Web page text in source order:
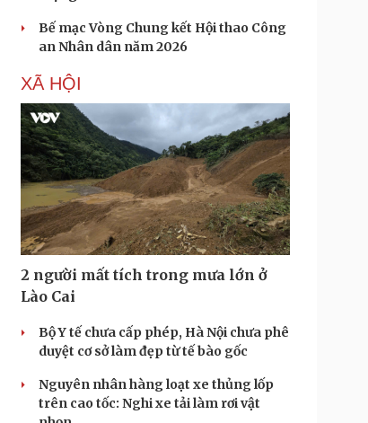
Bế mạc Vòng Chung kết Hội thao Công
an Nhân dân năm 2026
XÃ HỘI
2 người mất tích trong mưa lớn ở
Lào Cai
Bộ Y tế chưa cấp phép, Hà Nội chưa phê
duyệt cơ sở làm đẹp từ tế bào gốc
Nguyên nhân hàng loạt xe thủng lốp
trên cao tốc: Nghi xe tải làm rơi vật